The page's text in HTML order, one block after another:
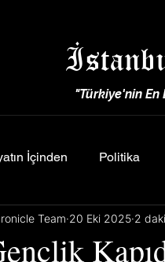
"Türkiye'nin
İçinden Politika
Team 20 Eki 2025 2